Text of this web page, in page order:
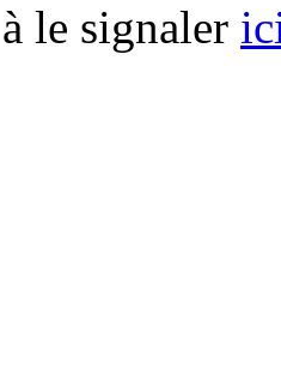
le signaler